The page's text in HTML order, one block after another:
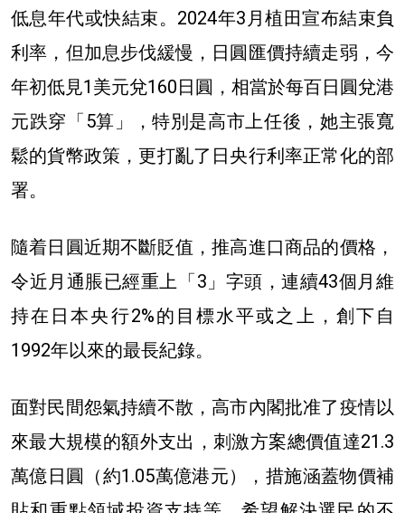
低息年代或快結束。2024年3月植田宣布結束負
利率，但加息步伐緩慢，日圓匯價持續走弱，今
年初低見1美元兌160日圓，相當於每百日圓兌港
元跌穿「5算」，特別是高市上任後，她主張寬
鬆的貨幣政策，更打亂了日央行利率正常化的部
署。
隨着日圓近期不斷貶值，推高進口商品的價格，
令近月通脹已經重上「3」字頭，連續43個月維
持在日本央行2%的目標水平或之上，創下自
1992年以來的最長紀錄。
面對民間怨氣持續不散，高市內閣批准了疫情以
來最大規模的額外支出，刺激方案總價值達21.3
萬億日圓
（約1.05萬億港元）
，措施涵蓋物價補